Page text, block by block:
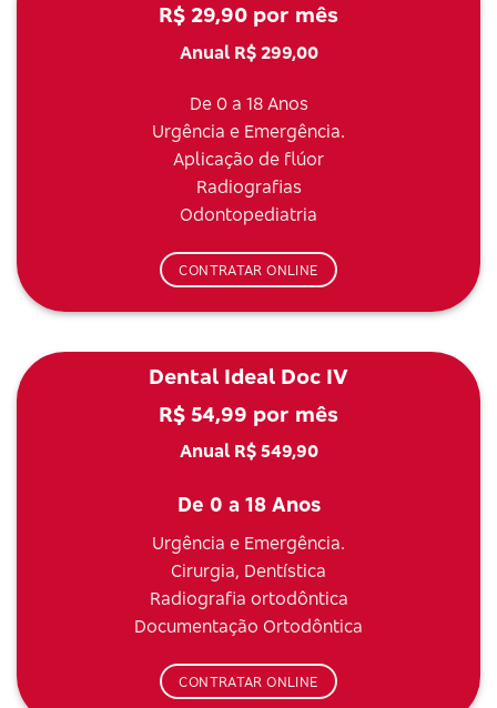
R$ 29,90 por mês
Anual R$ 299,00
De 0 a 18 Anos
Urgência e Emergência.
Aplicação de flúor
Radiografias
Odontopediatria
CONTRATAR ONLINE
Dental Ideal Doc IV
R$ 54,99 por mês
Anual R$ 549,90
De 0 a 18 Anos
Urgência e Emergência.
Cirurgia, Dentística
Radiografia ortodôntica
Documentação Ortodôntica
CONTRATAR ONLINE